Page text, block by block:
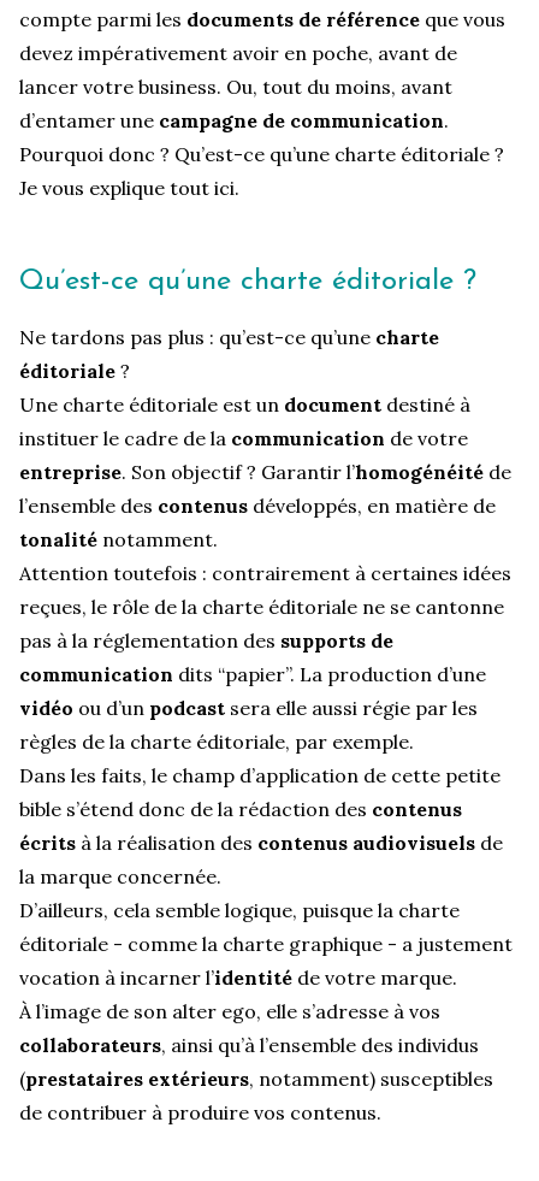
compte parmi les documents de référence que vous
devez impérativement avoir en poche, avant de
lancer votre business. Ou, tout du moins, avant
d’entamer une campagne de communication.
Pourquoi donc ? Qu’est-ce qu’une charte éditoriale ?
Je vous explique tout ici.
Qu’est-ce qu’une charte éditoriale ?
Ne tardons pas plus : qu’est-ce qu’une charte
éditoriale ?
Une charte éditoriale est un document destiné à
instituer le cadre de la communication de votre
entreprise. Son objectif ? Garantir l’homogénéité de
l’ensemble des contenus développés, en matière de
tonalité notamment.
Attention toutefois : contrairement à certaines idées
reçues, le rôle de la charte éditoriale ne se cantonne
pas à la réglementation des supports de
communication dits “papier”. La production d’une
vidéo ou d’un podcast sera elle aussi régie par les
règles de la charte éditoriale, par exemple.
Dans les faits, le champ d’application de cette petite
bible s’étend donc de la rédaction des contenus
écrits à la réalisation des contenus audiovisuels de
la marque concernée.
D’ailleurs, cela semble logique, puisque la charte
éditoriale - comme la charte graphique - a justement
vocation à incarner l’identité de votre marque.
À l’image de son alter ego, elle s’adresse à vos
collaborateurs, ainsi qu’à l’ensemble des individus
(prestataires extérieurs, notamment) susceptibles
de contribuer à produire vos contenus.